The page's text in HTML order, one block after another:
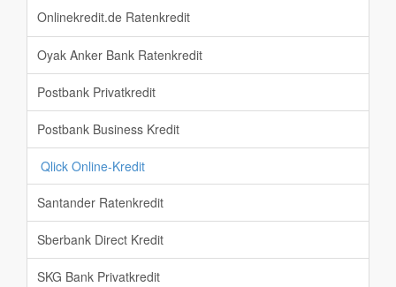
Onlinekredit.de Ratenkredit
Oyak Anker Bank Ratenkredit
Postbank Privatkredit
Postbank Business Kredit
Qlick Online-Kredit
Santander Ratenkredit
Sberbank Direct Kredit
SKG Bank Privatkredit